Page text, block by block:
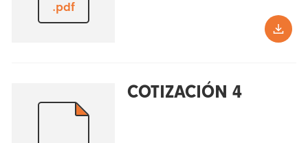
.pdf
COTIZACIÓN 4